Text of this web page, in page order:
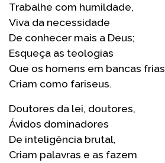
Trabalhe com humildade,
Viva da necessidade
De conhecer mais a Deus;
Esqueça as teologias
Que os homens em bancas frias
Criam como fariseus.
Doutores da lei, doutores,
Ávidos dominadores
De inteligência brutal,
Criam palavras e as fazem